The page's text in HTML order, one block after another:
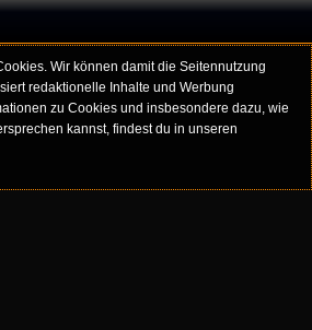
Wir können damit die Seitennutzung
redaktionelle Inhalte und Werbung
zu Cookies und insbesondere dazu, wie
kannst, findest du in unseren